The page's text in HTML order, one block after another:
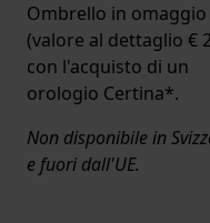
Ombrello in omaggio
(valore al dettaglio €
con l'acquisto di un
orologio Certina*.
Non disponibile in
e fuori dall'UE.